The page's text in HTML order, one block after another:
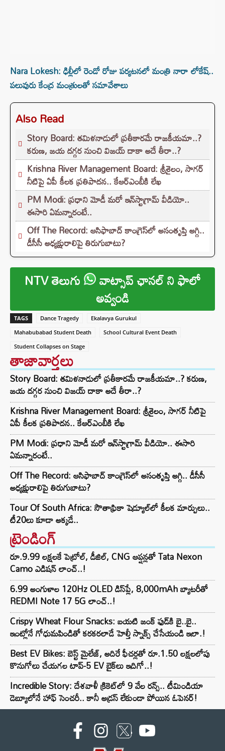
Nara Lokesh: ఢిల్లీలో రెండో రోజు పర్యటనలో మంత్రి నారా లోకేష్..
పలువురు కేంద్ర మంత్రులతో సమావేశాలు
Also Read
Story Board: తమిళనాడులో ప్రతీకారమే రాజకీయమా..?
కరుణ, జయ దగ్గర నుంచి విజయ్ దాకా అదే తీరా..?
Krishna River Management Board: శ్రీశైలం, సాగర్
నీటిపై ఏపీ కీలక ప్రతిపాదన.. కేఆర్ఎంబీకి లేఖ
PM Modi: ప్రధాని మోడీ మరో ఇన్‌స్టాగ్రామ్ వీడియో..
ఈసారి ఏమన్నారంటే..
Off The Record: ఆసిఫాబాద్ కాంగ్రెస్‌లో అసంతృప్తి అగ్గి..
డీసీసీ అధ్యక్షురాలిపై తిరుగుబాటు?
NTV తెలుగు వాట్సాప్ ఛానల్ ని ఫాలో
అవ్వండి
TAGS Dance Tragedy
Ekalavya Gurukul
Mahabubabad Student Death
School Cultural Event Death
Student Collapses on Stage
తాజావార్తలు
Story Board: తమిళనాడులో ప్రతీకారమే రాజకీయమా..? కరుణ,
జయ దగ్గర నుంచి విజయ్ దాకా అదే తీరా..?
Krishna River Management Board: శ్రీశైలం, సాగర్ నీటిపై
ఏపీ కీలక ప్రతిపాదన.. కేఆర్ఎంబీకి లేఖ
PM Modi: ప్రధాని మోడీ మరో ఇన్‌స్టాగ్రామ్ వీడియో.. ఈసారి
ఏమన్నారంటే..
Off The Record: ఆసిఫాబాద్ కాంగ్రెస్‌లో అసంతృప్తి అగ్గి.. డీసీసీ
అధ్యక్షురాలిపై తిరుగుబాటు?
Tour Of South Africa: సౌతాఫ్రికా షెడ్యూల్‌లో కీలక మార్పులు..
టీ20లు కూడా అక్కడే..
ట్రెండింగ్‌
రూ.9.99 లక్షలకే పెట్రోల్, డీజిల్, CNG ఆప్షన్లతో Tata Nexon
Camo ఎడిషన్ లాంచ్..!
6.99 అంగుళాల 120Hz OLED డిస్‌ప్లే, 8,000mAh బ్యాటరీతో
REDMI Note 17 5G లాంచ్..!
Crispy Wheat Flour Snacks: బయటి జంక్ ఫుడ్‌కి బై..బై..
ఇంట్లోనే గోధుమపిండితో కరకరలాడే హెల్తీ స్నాక్స్ చేసేయండి ఇలా.!
Best EV Bikes: బెస్ట్ మైలేజ్, అదిరే ఫీచర్లతో రూ.1.50 లక్షలలోపు
కొనుగోలు చేయగల టాప్-5 EV బైక్‌లు ఇదిగో..!
Incredible Story: దేశవాళీ క్రికెట్‌లో 9 వేల రన్స్.. టీమిండియా
డెబ్యూలోనే హాఫ్ సెంచరీ.. కానీ అడ్రస్ లేకుండా పోయిన ఓపెనర్!